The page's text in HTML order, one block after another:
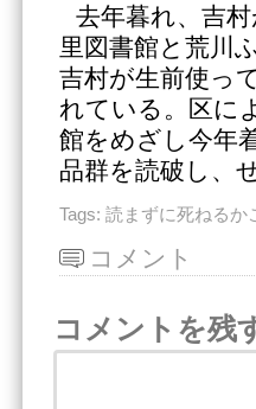
去年暮れ、吉
里図書館と荒川
吉村が生前使っ
れている。区に
館をめざし今年
品群を読破し、
Tags: 読まずに死ねるか
コメント
コメントを残